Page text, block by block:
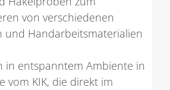
von verschiedenen
und Handarbeitsmaterialien
in entspanntem Ambiente in
vom KIK, die direkt im